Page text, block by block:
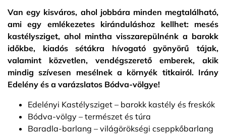
Van egy kisváros, ahol jobbára minden megtalálható,
ami egy emlékezetes kiránduláshoz kellhet: mesés
kastélysziget, ahol mintha visszarepülnénk a barokk
időkbe, kiadós sétákra hívogató gyönyörű tájak,
valamint közvetlen, vendégszerető emberek, akik
mindig szívesen mesélnek a környék titkairól. Irány
Edelény és a varázslatos Bódva-völgye!
Edelényi Kastélysziget – barokk kastély és freskók
Bódva-völgy – természet és túra
Baradla-barlang – világörökségi cseppkőbarlang